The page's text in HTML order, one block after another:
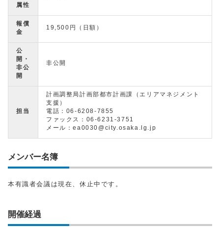
属性
報償
金
19,500円（日額）
公
開・
非公
開
非公開
担当
計画調整局計画部都市計画課（エリアマネジメント
支援）
電話：06-6208-7855
ファックス：06-6231-3751
メール：ea0030@city.osaka.lg.jp
メンバー名簿
本有識者会議は現在、休止中です。
開催経過